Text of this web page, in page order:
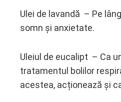
Ulei de lavandă – Pe
somn și anxietate.
Uleiul de eucalipt – Ca
tratamentul bolilor
acestea, acționează și